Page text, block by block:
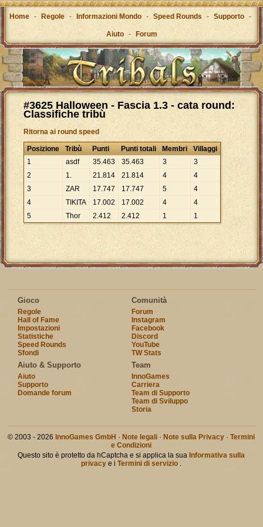
Home - Regole - Informazioni Mondo - Speed Rounds - Supporto -
Aiuto - Forum
#3625 Halloween - Fascia 1.3 - cata round:
Classifiche tribù
Ritorna ai round speed
Posizione Tribù Punti Punti totali Membri
Villaggi
1
asdf 35.463 35.463 3
3
2
1. 21.814 21.814 4
4
3
ZAR 17.747 17.747 5
4
4
TIKITA 17.002 17.002 4
4
5
Thor 2.412 2.412 1 1
Gioco
Regole
Hall of Fame
Impostazioni
Statistiche
Speed Rounds
Sfondi
Comunità
Forum
Instagram
Facebook
Discord
YouTube
TW Stats
Aiuto & Supporto
Aiuto
Supporto
Domande forum
Team
InnoGames
Carriera
Team di Supporto
Team di Sviluppo
Storia
© 2003 - 2026 InnoGames GmbH · Note legali · Note sulla Privacy ·Termini
e Condizioni
Questo sito è protetto da hCaptcha e si applica la sua Informativa sulla
privacy e iTermini di servizio .